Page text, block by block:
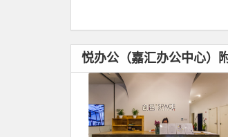
悦办公（嘉汇办公中心）